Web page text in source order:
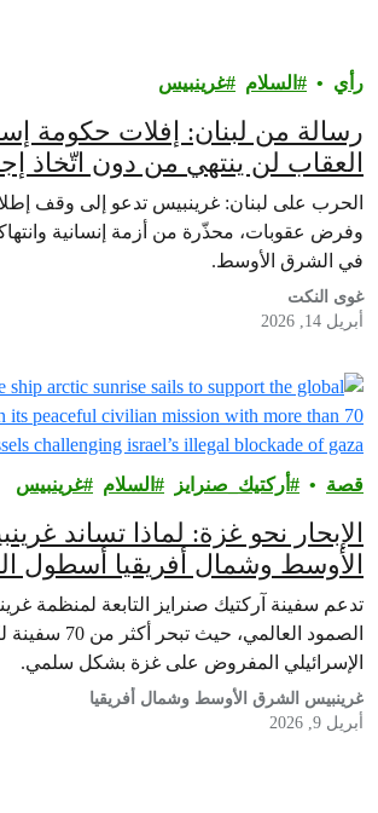
رأي‎ السلام غرينبيس‎
رسالة من لبنان: إفلات حكومة
العقاب لن ينتهي من دون اتّخاذ
ملموسة
الحرب على لبنان: غرينبيس تدعو إلى وقف
وفرض عقوبات، محذّرة من أزمة إنسانية
في الشرق الأوسط.
غوى النكت
أبريل 14, 2026
قصة أركتيك_صنرايز السلام غرينبيس‎
الإبحار نحو غزة: لماذا تساند
الأوسط وشمال أفريقيا أسطول
العالمي
تدعم سفينة آركتيك صنرايز التابعة لمنظمة
الصمود العالمي،
الإسرائيلي المفروض على غزة بشكل سلمي.
غرينبيس الشرق الأوسط وشمال أفريقيا
أبريل 9, 2026